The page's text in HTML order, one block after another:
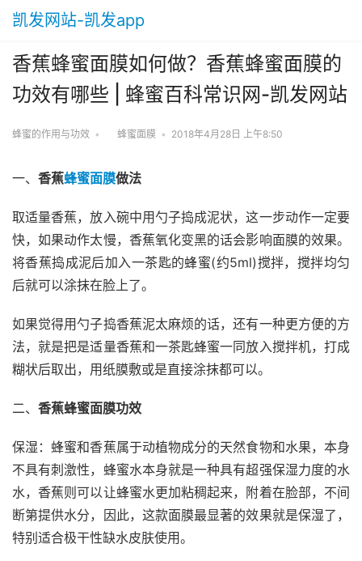
凯发网站-凯发app
香蕉蜂蜜面膜如何做？香蕉蜂蜜面膜的
功效有哪些 | 蜂蜜百科常识网-凯发网站
蜂蜜的作用与功效 • 蜂蜜面膜 • 2018年4月28日 上午8:50
一、 香蕉蜂蜜面膜做法
取适量香蕉，放入碗中用勺子捣成泥状，这一步动作一定要
快，如果动作太慢，香蕉氧化变黑的话会影响面膜的效果。
将香蕉捣成泥后加入一茶匙的蜂蜜(约5ml)搅拌，搅拌均匀
后就可以涂抹在脸上了。
如果觉得用勺子捣香蕉泥太麻烦的话，还有一种更方便的方
法，就是把是适量香蕉和一茶匙蜂蜜一同放入搅拌机，打成
糊状后取出，用纸膜敷或是直接涂抹都可以。
二、 香蕉蜂蜜面膜功效
保湿：蜂蜜和香蕉属于动植物成分的天然食物和水果，本身
不具有刺激性，蜂蜜水本身就是一种具有超强保湿力度的水
水，香蕉则可以让蜂蜜水更加粘稠起来，附着在脸部，不间
断第提供水分，因此，这款面膜最显著的效果就是保湿了，
特别适合极干性缺水皮肤使用。